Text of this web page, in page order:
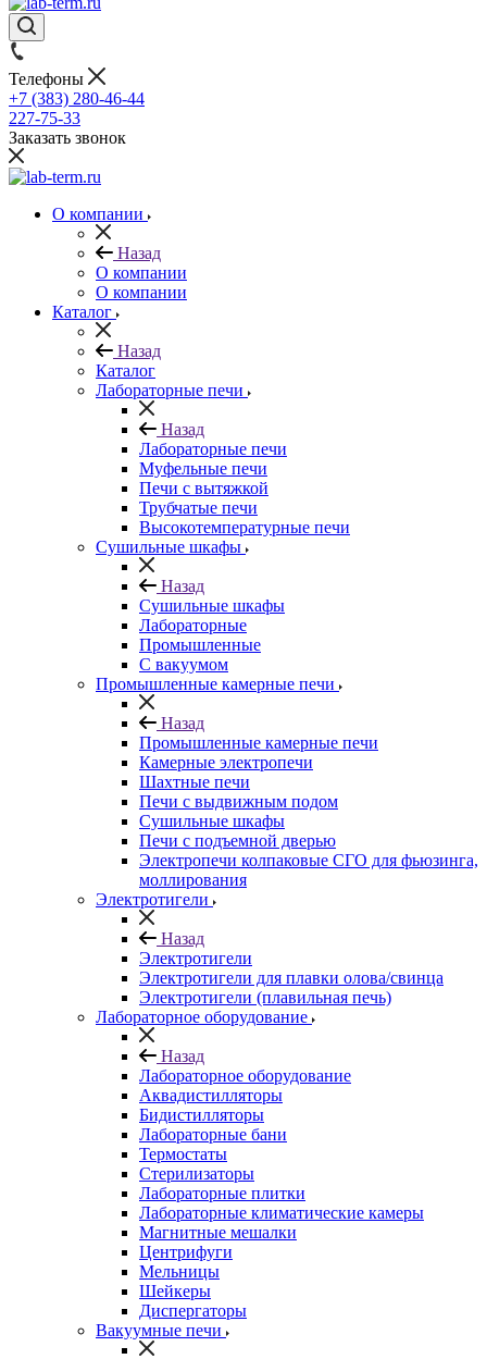
Телефоны
+7 (383) 280-46-44
227-75-33
Заказать звонок
О компании
Назад
О компании
О компании
Каталог
Назад
Каталог
Лабораторные печи
Назад
Лабораторные печи
Муфельные печи
Печи с вытяжкой
Трубчатые печи
Высокотемпературные печи
Сушильные шкафы
Назад
Сушильные шкафы
Лабораторные
Промышленные
С вакуумом
Промышленные камерные печи
Назад
Промышленные камерные печи
Камерные электропечи
Шахтные печи
Печи с выдвижным подом
Сушильные шкафы
Печи с подъемной дверью
Электропечи колпаковые СГО для фьюзинга,
моллирования
Электротигели
Назад
Электротигели
Электротигели для плавки олова/свинца
Электротигели (плавильная печь)
Лабораторное оборудование
Назад
Лабораторное оборудование
Аквадистилляторы
Бидистилляторы
Лабораторные бани
Термостаты
Стерилизаторы
Лабораторные плитки
Лабораторные климатические камеры
Магнитные мешалки
Центрифуги
Мельницы
Шейкеры
Диспергаторы
Вакуумные печи